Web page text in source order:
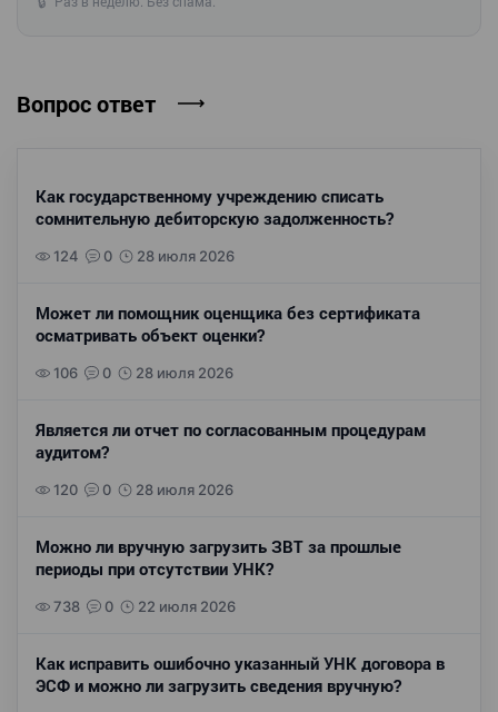
Вопрос ответ
Как государственному учреждению списать
сомнительную дебиторскую задолженность?
124 0 28 июля 2026
Может ли помощник оценщика без сертификата
осматривать объект оценки?
106 0 28 июля 2026
Является ли отчет по согласованным процедурам
аудитом?
120 0 28 июля 2026
Можно ли вручную загрузить ЗВТ за прошлые
периоды при отсутствии УНК?
738 0 22 июля 2026
Как исправить ошибочно указанный УНК договора в
ЭСФ и можно ли загрузить сведения вручную?